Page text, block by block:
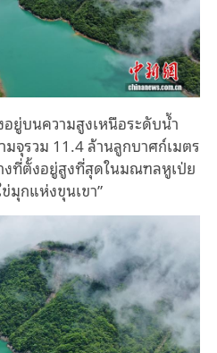
อยู่บนความสูงเหนือระดับน้ำ
มจุรวม 11.4 ล้านลูกบาศก์เมตร
งที่ตั้งอยู่สูงที่สุดในมณฑลหูเป่ย
มุกแห่งขุนเขา”